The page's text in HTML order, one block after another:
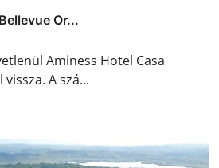
Or...
Aminess Hotel Casa
A szá...